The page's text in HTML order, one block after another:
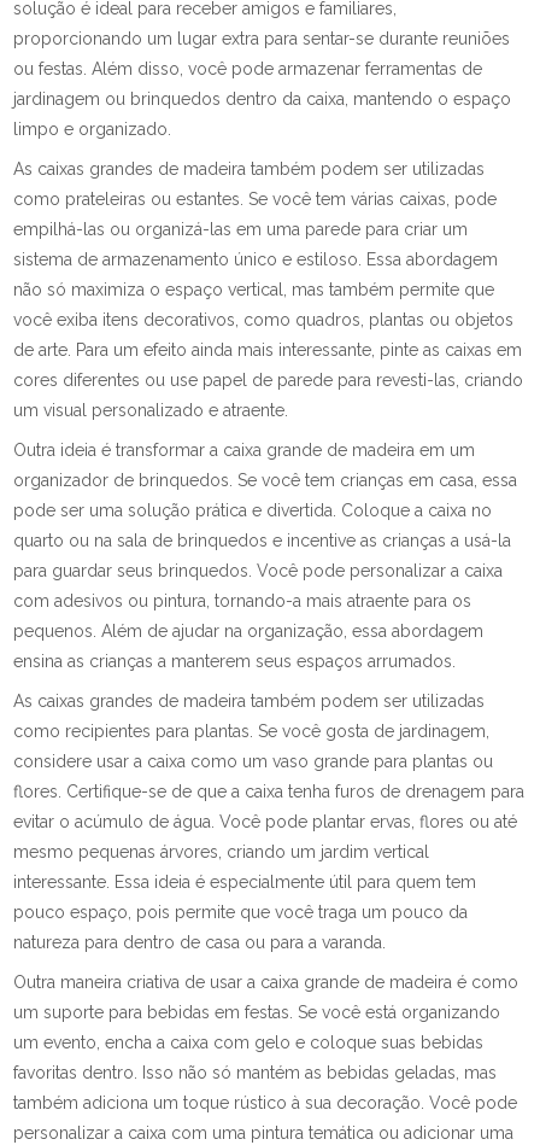
solução é ideal para receber amigos e familiares,
proporcionando um lugar extra para sentar-se durante reuniões
ou festas. Além disso, você pode armazenar ferramentas de
jardinagem ou brinquedos dentro da caixa, mantendo o espaço
limpo e organizado.
As caixas grandes de madeira também podem ser utilizadas
como prateleiras ou estantes. Se você tem várias caixas, pode
empilhá-las ou organizá-las em uma parede para criar um
sistema de armazenamento único e estiloso. Essa abordagem
não só maximiza o espaço vertical, mas também permite que
você exiba itens decorativos, como quadros, plantas ou objetos
de arte. Para um efeito ainda mais interessante, pinte as caixas em
cores diferentes ou use papel de parede para revesti-las, criando
um visual personalizado e atraente.
Outra ideia é transformar a caixa grande de madeira em um
organizador de brinquedos. Se você tem crianças em casa, essa
pode ser uma solução prática e divertida. Coloque a caixa no
quarto ou na sala de brinquedos e incentive as crianças a usá-la
para guardar seus brinquedos. Você pode personalizar a caixa
com adesivos ou pintura, tornando-a mais atraente para os
pequenos. Além de ajudar na organização, essa abordagem
ensina as crianças a manterem seus espaços arrumados.
As caixas grandes de madeira também podem ser utilizadas
como recipientes para plantas. Se você gosta de jardinagem,
considere usar a caixa como um vaso grande para plantas ou
flores. Certifique-se de que a caixa tenha furos de drenagem para
evitar o acúmulo de água. Você pode plantar ervas, flores ou até
mesmo pequenas árvores, criando um jardim vertical
interessante. Essa ideia é especialmente útil para quem tem
pouco espaço, pois permite que você traga um pouco da
natureza para dentro de casa ou para a varanda.
Outra maneira criativa de usar a caixa grande de madeira é como
um suporte para bebidas em festas. Se você está organizando
um evento, encha a caixa com gelo e coloque suas bebidas
favoritas dentro. Isso não só mantém as bebidas geladas, mas
também adiciona um toque rústico à sua decoração. Você pode
personalizar a caixa com uma pintura temática ou adicionar uma